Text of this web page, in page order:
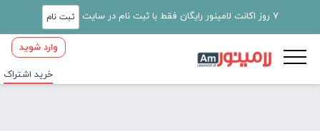
7 روز اکانت لامینور رایگان فقط با ثبت نام در سایت ثبت نام
وارد شوید
خرید اشتراک